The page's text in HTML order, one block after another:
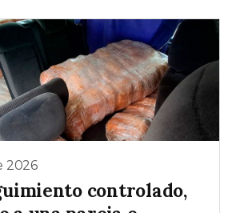
2026
controlado,